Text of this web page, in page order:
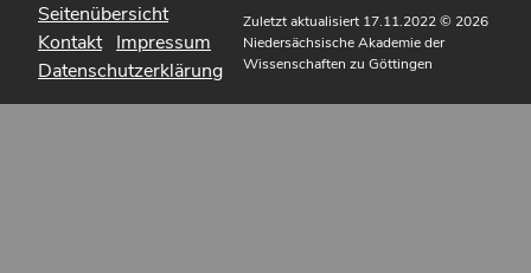
Seitenübersicht
Kontakt Impressum
Datenschutzerklärung
Zuletzt aktualisiert 17.11.2022© 2026
Niedersächsische Akademie der
Wissenschaften zu Göttingen